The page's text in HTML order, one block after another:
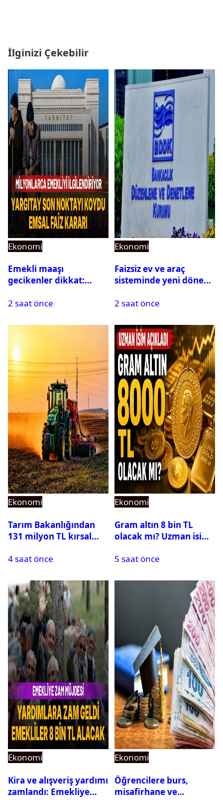
İlginizi Çekebilir
Ekonomi
Emekli maaşı
gecikenler dikkat:
maaşı için emsal faiz
2 saat önce
Ekonomi
Faizsiz ev ve araç
sisteminde yeni dönem:
değiştirdi
2 saat önce
Ekonomi
Tarım Bakanlığından
131 milyon TL kırsal
Toplam 688 milyon TL
4 saat önce
Ekonomi
Gram altın 8 bin TL
olacak mı? Uzman isim
açıkladı
5 saat önce
Ekonomi
Kira ve alışveriş yardımı
zamlandı: Emekliye
Ekonomi
Öğrencilere burs,
misafirhane ve